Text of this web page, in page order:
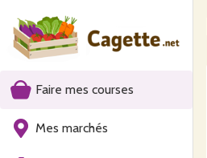
Faire mes courses
Mes marchés